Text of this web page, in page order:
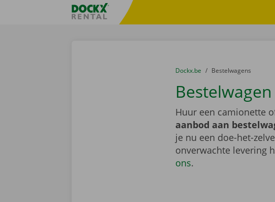
Taalselectie overslaanFratello DEMO
U bevindt zich hier:
van
Dockx.be naar
Bestelwagens
Huur een camionette
aanbod aan
je nu een doe-het-
onverwachte levering
ons.